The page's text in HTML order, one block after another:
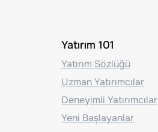
Yatırım 101
Yatırım Sözlüğü
Uzman Yatırımcılar
Deneyimli Yatırımcılar
Yeni Başlayanlar